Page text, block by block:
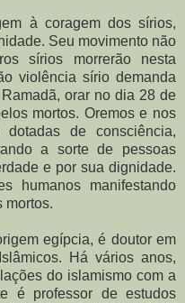
à coragem dos sírios,
Seu movimento não
sírios morrerão nesta
violência sírio demanda
orar no dia 28 de
mortos. Oremos e nos
de consciência,
a sorte de pessoas
e por sua dignidade.
humanos manifestando
mortos.
egípcia, é doutor em
Há vários anos,
do islamismo com a
é professor de estudos